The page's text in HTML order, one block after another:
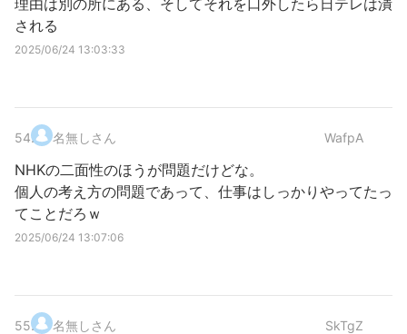
理由は別の所にある、そしてそれを口外したら日テレは潰
される
2025/06/24 13:03:33
54. 名無しさん WafpA
NHKの二面性のほうが問題だけどな。
個人の考え方の問題であって、仕事はしっかりやってたっ
てことだろｗ
2025/06/24 13:07:06
55. 名無しさん SkTgZ